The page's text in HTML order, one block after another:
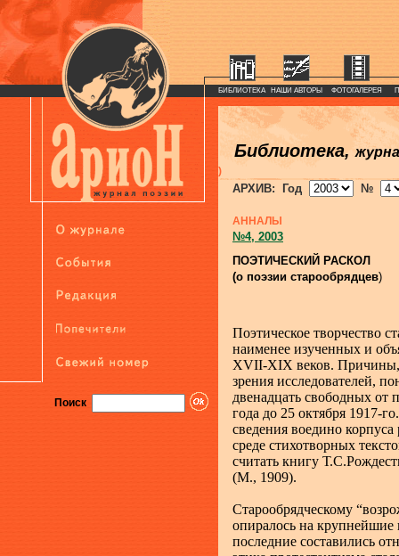
Поиск
БИБЛИОТЕКА НАШИ АВТОРЫ ФОТОГАЛЕРЕЯ
Библиотека,
)
АРХИВ: Год №
АННАЛЫ
№4, 2003
ПОЭТИЧЕСКИЙ РАСКОЛ
(о поэзии старообрядцев)
Поэтическое творчество
наименее изученных и
XVII-XIX веков. Причины,
зрения исследователей,
двенадцать свободных от
года до 25 октября 1917-
сведения воедино
среде стихотворных
считать книгу
(М., 1909).
Старообрядческому
опиралось на крупнейшие
последние составились